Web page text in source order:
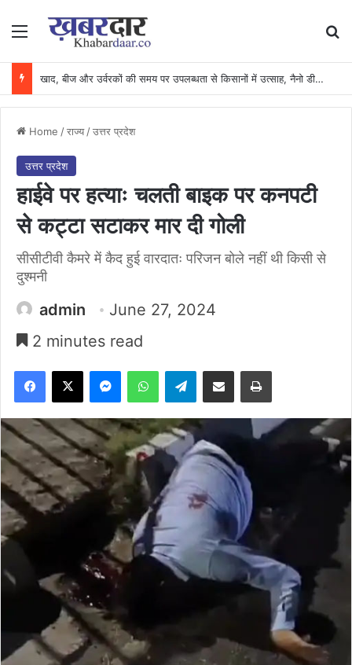
Menu
खाद, बीज और उर्वरकों की समय पर उपलब्धता से किसानों में उत्साह, नैनो डीएपी और नैनो यूरिया बने किसानों के भरोसेमंद कृषि साथी…..
Home /राज्य /उत्तर प्रदेश
उत्तर प्रदेश
हाईवे पर हत्याः चलती बाइक पर कनपटी
से कट्टा सटाकर मार दी गोली
सीसीटीवी कैमरे में कैद हुई वारदातः परिजन बोले नहीं थी किसी से
दुश्मनी
admin
June 27, 2024
2 minutes read
Facebook
X MessengerWhatsAppTelegramShare via Email Print